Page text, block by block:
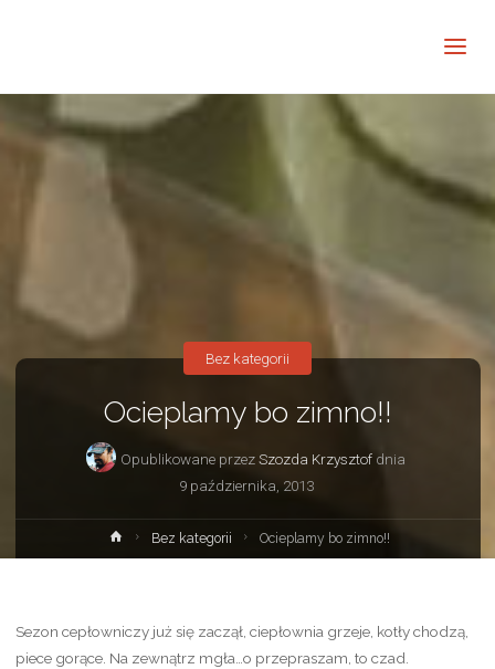
Ocieplamy bo zimno!!
Opublikowane przezSzozda Krzysztof dnia
9 października, 2013
Bez kategorii
Strona
główna
Bez kategorii Ocieplamy bo zimno!!
Sezon cepłowniczy już się zaczął, ciepłownia grzeje, kotły chodzą,
piece gorące. Na zewnątrz mgła…o przepraszam, to czad.